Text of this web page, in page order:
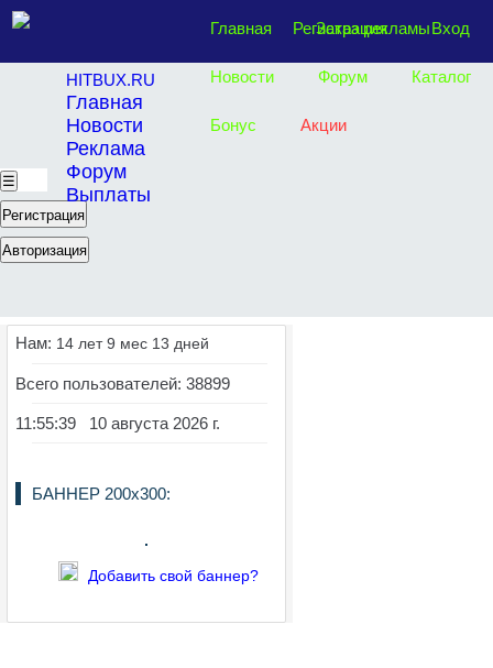
Главная Заказ рекламы
Новости Форум Каталог
Бонус Акции
Вход
Регистрация
HITBUX.RU
Главная
Новости
Реклама
Форум
Выплаты
☰
Регистрация
Авторизация
Нам: 14 лет 9 мес 13 дней
Всего пользователей: 38899
11:55:40 10 августа 2026 г.
БАННЕР 200х300:
Добавить свой баннер?